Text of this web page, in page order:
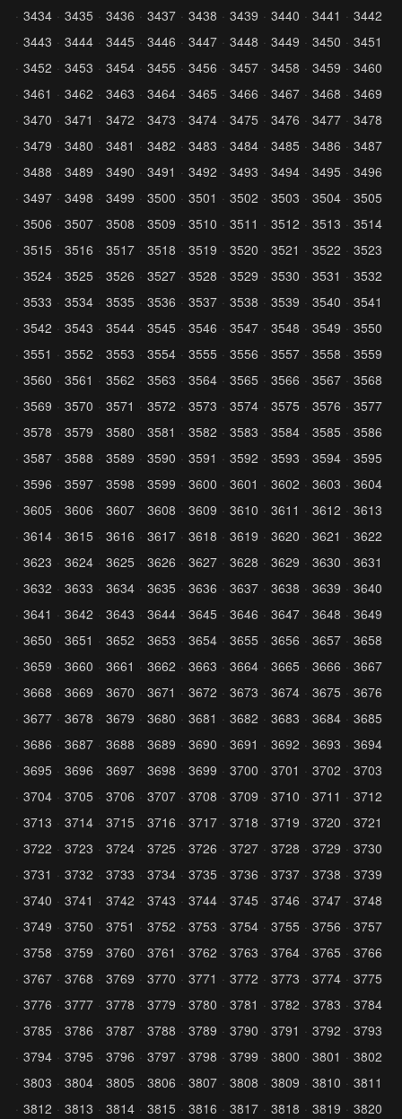
3434
3435 3436 3437 3438 3439 3440 3441
3442
3443
3444 3445 3446 3447 3448 3449 3450
3451
3452
3453 3454 3455 3456 3457 3458 3459
3460
3461
3462 3463 3464 3465 3466 3467 3468
3469
3470
3471 3472 3473 3474 3475 3476 3477
3478
3479
3480 3481 3482 3483 3484 3485 3486
3487
3488
3489 3490 3491 3492 3493 3494 3495
3496
3497
3498 3499 3500 3501 3502 3503 3504
3505
3506
3507 3508 3509 3510 3511 3512 3513
3514
3515
3516 3517 3518 3519 3520 3521 3522
3523
3524
3525 3526 3527 3528 3529 3530 3531
3532
3533
3534 3535 3536 3537 3538 3539 3540
3541
3542
3543 3544 3545 3546 3547 3548 3549
3550
3551
3552 3553 3554 3555 3556 3557 3558
3559
3560
3561 3562 3563 3564 3565 3566 3567
3568
3569
3570 3571 3572 3573 3574 3575 3576
3577
3578
3579 3580 3581 3582 3583 3584 3585
3586
3587
3588 3589 3590 3591 3592 3593 3594
3595
3596
3597 3598 3599 3600 3601 3602 3603
3604
3605
3606 3607 3608 3609 3610 3611 3612
3613
3614
3615 3616 3617 3618 3619 3620 3621
3622
3623
3624 3625 3626 3627 3628 3629 3630
3631
3632
3633 3634 3635 3636 3637 3638 3639
3640
3641
3642 3643 3644 3645 3646 3647 3648
3649
3650
3651 3652 3653 3654 3655 3656 3657
3658
3659
3660 3661 3662 3663 3664 3665 3666
3667
3668
3669 3670 3671 3672 3673 3674 3675
3676
3677
3678 3679 3680 3681 3682 3683 3684
3685
3686
3687 3688 3689 3690 3691 3692 3693
3694
3695
3696 3697 3698 3699 3700 3701 3702
3703
3704
3705 3706 3707 3708 3709 3710 3711
3712
3713
3714 3715 3716 3717 3718 3719 3720
3721
3722
3723 3724 3725 3726 3727 3728 3729
3730
3731
3732 3733 3734 3735 3736 3737 3738
3739
3740
3741 3742 3743 3744 3745 3746 3747
3748
3749
3750 3751 3752 3753 3754 3755 3756
3757
3758
3759 3760 3761 3762 3763 3764 3765
3766
3767
3768 3769 3770 3771 3772 3773 3774
3775
3776
3777 3778 3779 3780 3781 3782 3783
3784
3785
3786 3787 3788 3789 3790 3791 3792
3793
3794
3795 3796 3797 3798 3799 3800 3801
3802
3803
3804 3805 3806 3807 3808 3809 3810
3811
3812
3813 3814 3815 3816 3817 3818 3819
3820